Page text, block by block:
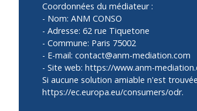
Coordonnées du médiateur :
- Nom: ANM CONSO
- Adresse: 62 rue Tiquetone
- Commune: Paris 75002
- E-mail: contact@anm-mediation.com
- Site web: https://www.anm-
Si aucune solution amiable n'est
https://ec.europa.eu/consumers/odr.